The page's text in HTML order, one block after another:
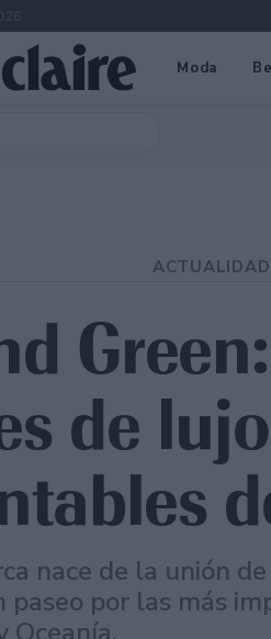
Moda
de
nace de la unión
paseo por las más